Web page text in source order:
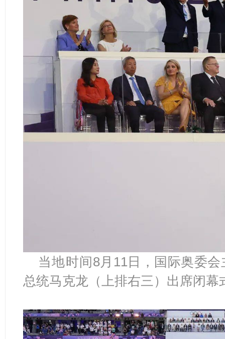
当地 时间 8月11日，国际奥委
总统马克龙（上排右三）出席闭幕